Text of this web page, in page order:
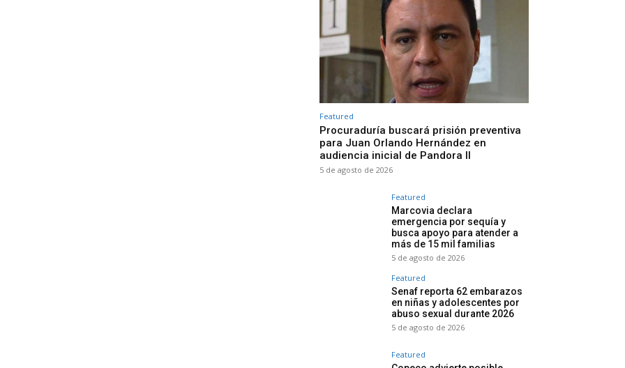
Featured
Procuraduría buscará prisión preventiva
para Juan Orlando Hernández en
audiencia inicial de Pandora II
5 de agosto de 2026
Featured
Marcovia declara
emergencia por sequía y
busca apoyo para atender a
más de 15 mil familias
5 de agosto de 2026
Featured
Senaf reporta 62 embarazos
en niñas y adolescentes por
abuso sexual durante 2026
5 de agosto de 2026
Featured